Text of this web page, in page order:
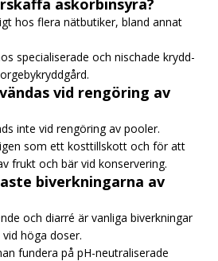
hos flera nätbutiker, bland annat
specialiserade och nischade krydd-
vid rengöring av
inte vid rengöring av pooler.
som ett kosttillskott och för att
frukt och bär vid konservering.
biverkningarna av
och diarré är vanliga biverkningar
höga doser.
fundera på pH-neutraliserade